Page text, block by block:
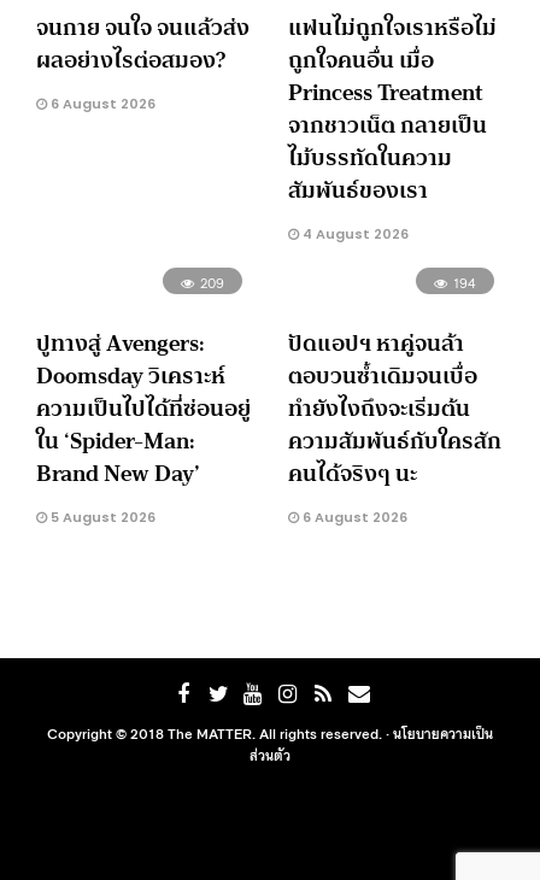
จนกาย จนใจ จนแล้วส่ง
ผลอย่างไรต่อสมอง?
6 August 2026
แฟนไม่ถูกใจเราหรือไม่
ถูกใจคนอื่น เมื่อ
Princess Treatment
จากชาวเน็ต กลายเป็น
ไม้บรรทัดในความ
สัมพันธ์ของเรา
4 August 2026
209
ปูทางสู่ Avengers:
Doomsday วิเคราะห์
ความเป็นไปได้ที่ซ่อนอยู่
ใน ‘Spider-Man:
Brand New Day’
5 August 2026
194
ปัดแอปฯ หาคู่จนล้า
ตอบวนซ้ำเดิมจนเบื่อ
ทำยังไงถึงจะเริ่มต้น
ความสัมพันธ์กับใครสัก
คนได้จริงๆ นะ
6 August 2026
Copyright © 2018 The MATTER. All rights reserved. ·นโยบายความเป็น
ส่วนตัว